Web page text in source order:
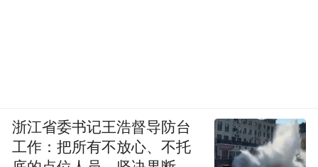
浙江省委书记王浩督导防台
工作：把所有不放心、不托